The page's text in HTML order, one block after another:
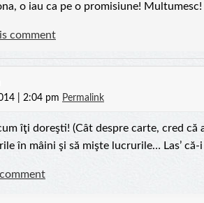
o iau ca pe o promisiune! Multumesc!
comment
| 2:04 pm Permalink
îţi doreşti! (Cât despre carte, cred că
în mâini şi să mişte lucrurile… Las’ că-i